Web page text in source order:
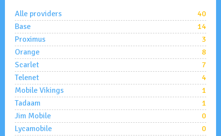
Alle providers
40
Base
14
Proximus
3
Orange
8
Scarlet
7
Telenet
4
Mobile Vikings
1
Tadaam
1
Jim Mobile
0
Lycamobile
0